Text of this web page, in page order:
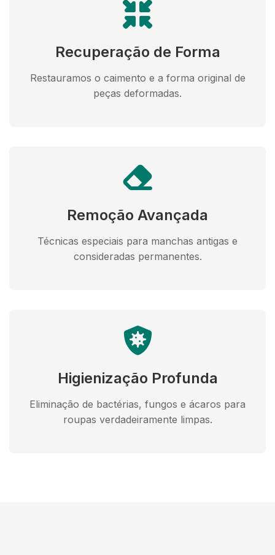
Recuperação de Forma
Restauramos o caimento e a forma original de
peças deformadas.
Remoção Avançada
Técnicas especiais para manchas antigas e
consideradas permanentes.
Higienização Profunda
Eliminação de bactérias, fungos e ácaros para
roupas verdadeiramente limpas.